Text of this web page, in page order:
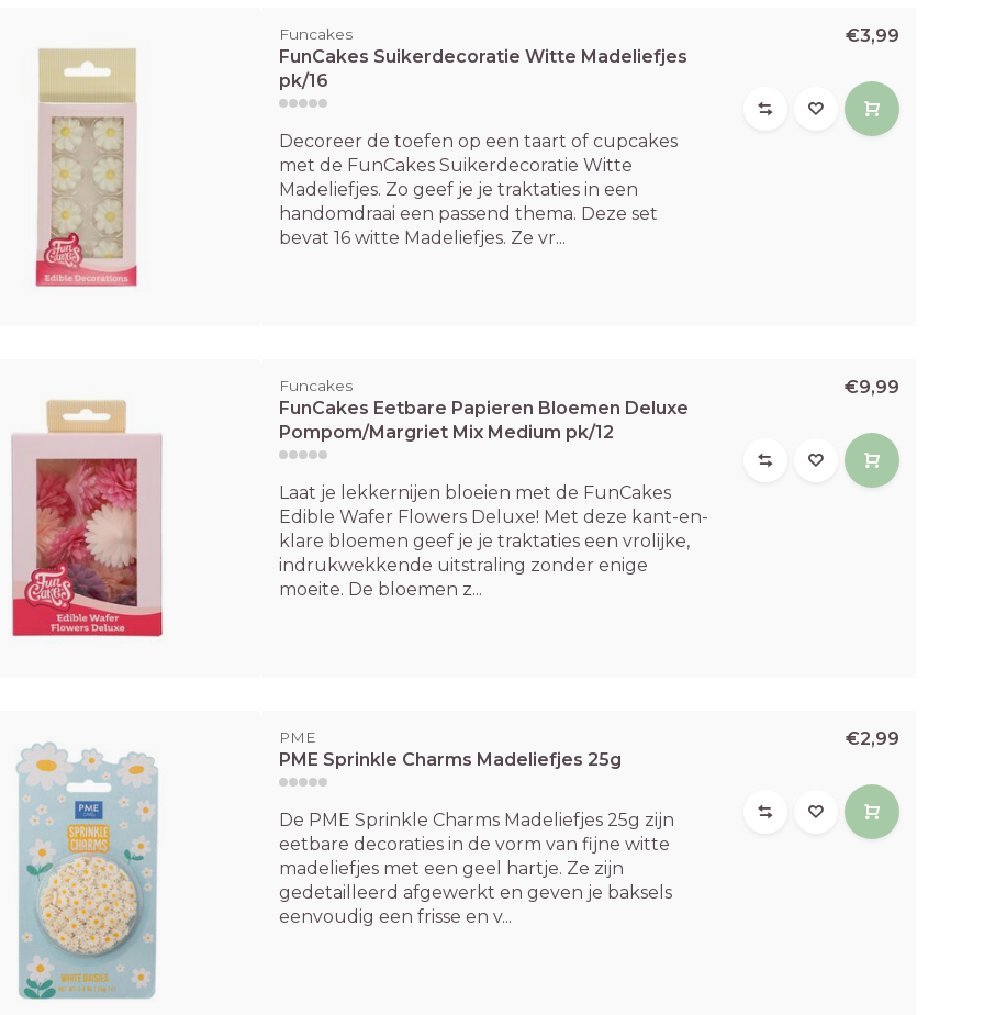
Funcakes
FunCakes Suikerdecoratie Witte Madeliefjes
pk/16
Decoreer de toefen op een taart of cupcakes
met de FunCakes Suikerdecoratie Witte
Madeliefjes. Zo geef je je traktaties in een
handomdraai een passend thema. Deze set
bevat 16 witte Madeliefjes. Ze vr...
€3,99
Funcakes
FunCakes Eetbare Papieren Bloemen Deluxe
Pompom/Margriet Mix Medium pk/12
Laat je lekkernijen bloeien met de FunCakes
Edible Wafer Flowers Deluxe! Met deze kant-en-
klare bloemen geef je je traktaties een vrolijke,
indrukwekkende uitstraling zonder enige
moeite. De bloemen z...
€9,99
PME
PME Sprinkle Charms Madeliefjes 25g
De PME Sprinkle Charms Madeliefjes 25g zijn
eetbare decoraties in de vorm van fijne witte
madeliefjes met een geel hartje. Ze zijn
gedetailleerd afgewerkt en geven je baksels
eenvoudig een frisse en v...
€2,99